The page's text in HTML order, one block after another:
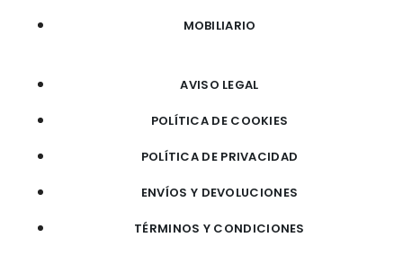
MOBILIARIO
AVISO LEGAL
POLÍTICA DE COOKIES
POLÍTICA DE PRIVACIDAD
ENVÍOS Y DEVOLUCIONES
TÉRMINOS Y CONDICIONES